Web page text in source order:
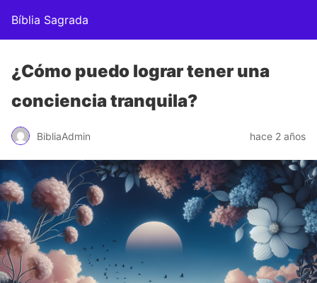
Bíblia Sagrada
¿Cómo puedo lograr tener una
conciencia tranquila?
BibliaAdmin hace 2 años